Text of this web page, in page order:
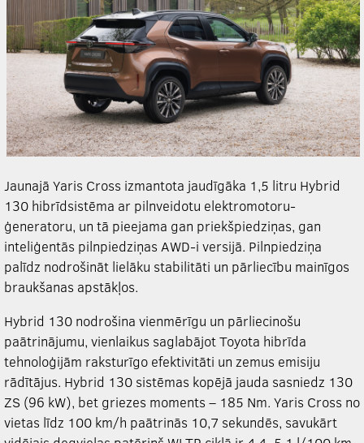
Jaunajā Yaris Cross izmantota jaudīgāka 1,5 litru Hybrid
130 hibrīdsistēma ar pilnveidotu elektromotoru-
ģeneratoru, un tā pieejama gan priekšpiedziņas, gan
inteliģentās pilnpiedziņas AWD-i versijā. Pilnpiedziņa
palīdz nodrošināt lielāku stabilitāti un pārliecību mainīgos
braukšanas apstākļos.
Hybrid 130 nodrošina vienmērīgu un pārliecinošu
paātrinājumu, vienlaikus saglabājot Toyota hibrīda
tehnoloģijām raksturīgo efektivitāti un zemus emisiju
rādītājus. Hybrid 130 sistēmas kopējā jauda sasniedz 130
ZS (96 kW), bet griezes moments – 185 Nm. Yaris Cross no
vietas līdz 100 km/h paātrinās 10,7 sekundēs, savukārt